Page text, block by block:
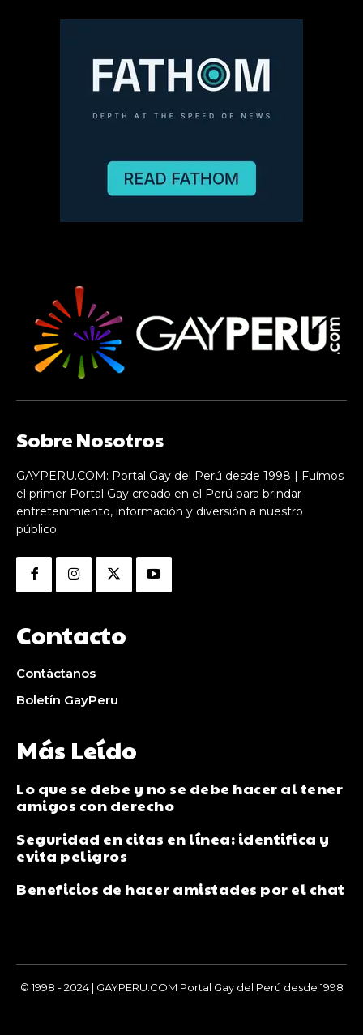
Sobre Nosotros
GAYPERU.COM: Portal Gay del Perú desde 1998 | Fuímos
el primer Portal Gay creado en el Perú para brindar
entretenimiento, información y diversión a nuestro
público.
Contacto
Contáctanos
Boletín GayPeru
Más Leído
Lo que se debe y no se debe hacer al tener
amigos con derecho
Seguridad en citas en línea: identifica y
evita peligros
Beneficios de hacer amistades por el chat
© 1998 - 2024 | GAYPERU.COM Portal Gay del Perú desde 1998